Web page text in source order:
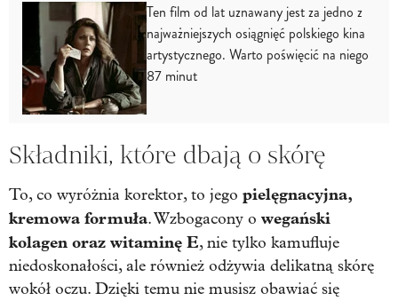
Ten film od lat uznawany jest za jedno z
najważniejszych osiągnięć polskiego kina
artystycznego. Warto poświęcić na niego
87 minut
Składniki, które dbają o skórę
To, co wyróżnia korektor, to jego pielęgnacyjna,
kremowa formuła. Wzbogacony o wegański
kolagen oraz witaminę E, nie tylko kamufluje
niedoskonałości, ale również odżywia delikatną skórę
wokół oczu. Dzięki temu nie musisz obawiać się